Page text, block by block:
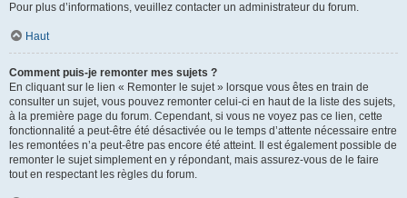
Pour plus d’informations, veuillez contacter un administrateur du forum.
Haut
Comment puis-je remonter mes sujets ?
En cliquant sur le lien « Remonter le sujet » lorsque vous êtes en train de
consulter un sujet, vous pouvez remonter celui-ci en haut de la liste des sujets,
à la première page du forum. Cependant, si vous ne voyez pas ce lien, cette
fonctionnalité a peut-être été désactivée ou le temps d’attente nécessaire entre
les remontées n’a peut-être pas encore été atteint. Il est également possible de
remonter le sujet simplement en y répondant, mais assurez-vous de le faire
tout en respectant les règles du forum.